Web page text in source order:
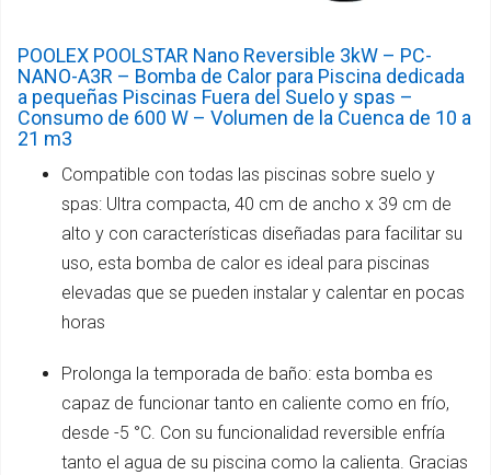
POOLEX POOLSTAR Nano Reversible 3kW – PC-
NANO-A3R – Bomba de Calor para Piscina dedicada
a pequeñas Piscinas Fuera del Suelo y spas –
Consumo de 600 W – Volumen de la Cuenca de 10 a
21 m3
Compatible con todas las piscinas sobre suelo y
spas: Ultra compacta, 40 cm de ancho x 39 cm de
alto y con características diseñadas para facilitar su
uso, esta bomba de calor es ideal para piscinas
elevadas que se pueden instalar y calentar en pocas
horas
Prolonga la temporada de baño: esta bomba es
capaz de funcionar tanto en caliente como en frío,
desde -5 °C. Con su funcionalidad reversible enfría
tanto el agua de su piscina como la calienta. Gracias